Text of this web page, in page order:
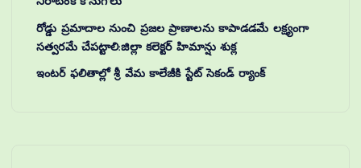
రోడ్డు ప్రమాదాల నుంచి ప్రజల ప్రాణాలను కాపాడడమే లక్ష్యంగా
సత్వరమే చేపట్టాలి:జిల్లా కలెక్టర్‌ హిమాన్షు శుక్ల
ఇంటర్ ఫలితాల్లో శ్రీ వేమ కాలేజీకి స్టేట్ సెకండ్ ర్యాంక్